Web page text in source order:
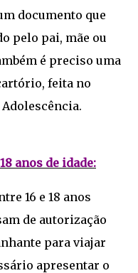
documento que
pelo pai, mãe ou
é preciso uma
feita no
anos de idade:
16 e 18 anos
de autorização
para viajar
apresentar o